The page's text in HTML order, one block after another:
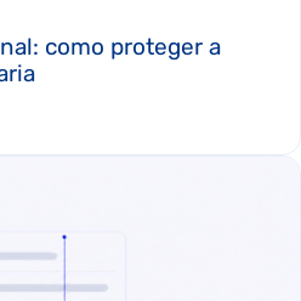
como proteger a